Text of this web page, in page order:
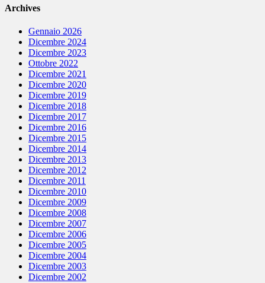
Archives
Gennaio 2026
Dicembre 2024
Dicembre 2023
Ottobre 2022
Dicembre 2021
Dicembre 2020
Dicembre 2019
Dicembre 2018
Dicembre 2017
Dicembre 2016
Dicembre 2015
Dicembre 2014
Dicembre 2013
Dicembre 2012
Dicembre 2011
Dicembre 2010
Dicembre 2009
Dicembre 2008
Dicembre 2007
Dicembre 2006
Dicembre 2005
Dicembre 2004
Dicembre 2003
Dicembre 2002